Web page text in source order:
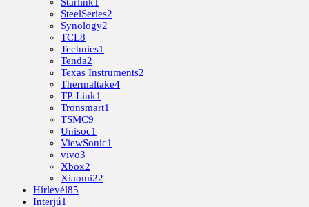
Starlink1
SteelSeries2
Synology2
TCL8
Technics1
Tenda2
Texas Instruments2
Thermaltake4
TP-Link1
Tronsmart1
TSMC9
Unisoc1
ViewSonic1
vivo3
Xbox2
Xiaomi22
Hírlevél85
Interjú1